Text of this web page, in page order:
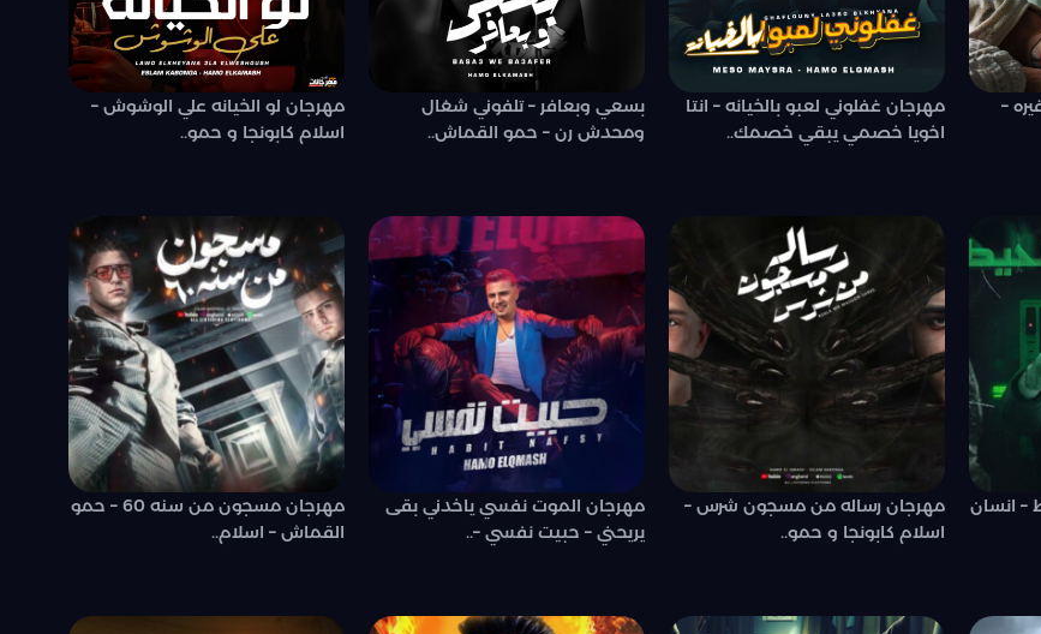
–
مهرجان غفلوني لعبو بالخيانه – انتا
اخويا خصمي يبقي خصمك..
بسعي وبعافر – تلفوني شغال
ومحدش رن – حمو القماش..
مهرجان لو الخيانه علي الوشوش –
اسلام كابونجا و حمو..
– انسان
مهرجان رساله من مسجون شرس –
اسلام كابونجا و حمو..
مهرجان الموت نفسي ياخدني بقى
يريحني – حبيت نفسي –..
مهرجان مسجون من سنه 60 – حمو
القماش – اسلام..